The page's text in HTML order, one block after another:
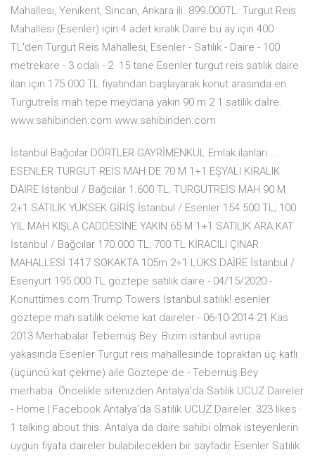
Mahallesi, Yenikent, Sincan, Ankara ili. 899.000TL. Turgut Reis
Mahallesi (Esenler) için 4 adet kiralık Daire bu ay için 400
TL'den Turgut Reis Mahallesi, Esenler - Satılık - Daire - 100
metrekare - 3 odalı - 2 15 tane Esenler turgut reis satılık daire
ilan için 175.000 TL fiyatından başlayarak konut arasında en
Turgutreİs mah tepe meydana yakin 90 m 2 1 satilik daİre.
www.sahibinden.com www.sahibinden.com
İstanbul Bağcılar DÖRTLER GAYRİMENKUL Emlak ilanları ...
ESENLER TURGUT REİS MAH DE 70 M 1+1 EŞYALI KİRALIK
DAİRE İstanbul / Bağcılar 1.600 TL; TURGUTREİS MAH 90 M
2+1 SATILIK YÜKSEK GİRİŞ İstanbul / Esenler 154.500 TL; 100
YIL MAH KIŞLA CADDESİNE YAKIN 65 M 1+1 SATILIK ARA KAT
İstanbul / Bağcılar 170.000 TL; 700 TL KİRACILI ÇINAR
MAHALLESİ 1417 SOKAKTA 105m 2+1 LÜKS DAİRE İstanbul /
Esenyurt 195.000 TL göztepe satılık daire - 04/15/2020 -
Konuttimes.com Trump Towers İstanbul satılık! esenler
göztepe mah satılık cekme kat daireler - 06-10-2014 21 Kas
2013 Merhabalar Tebernüş Bey. Bizim istanbul avrupa
yakasında Esenler Turgut reis mahallesinde topraktan üç katlı
(üçüncü kat çekme) aile Göztepe de - Tebernüş Bey
merhaba. Öncelikle sitenizden Antalya'da Satilik UCUZ Daireler
- Home | Facebook Antalya'da Satilik UCUZ Daireler. 323 likes ·
1 talking about this. Antalya da daire sahibi olmak isteyenlerin
uygun fiyata daireler bulabilecekleri bir sayfadır Esenler Satılık